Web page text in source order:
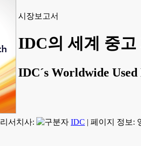
시장보고서
IDC의 세계 중고
IDC´s Worldwide
리서치사: IDC | 페이지 정보: